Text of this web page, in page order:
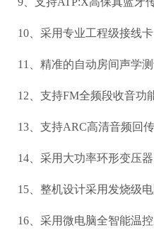
10、采用专业工程级接线卡
11、精准的自动房间声学测
12、支持FM全频段收音功
13、支持ARC高清音频回
14、采用大功率环形变压器
15、整机设计采用发烧级电
16、采用微电脑全智能温控